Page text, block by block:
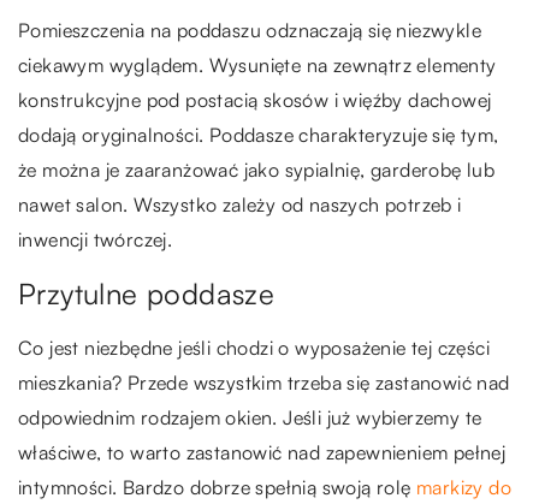
Pomieszczenia na poddaszu odznaczają się niezwykle
ciekawym wyglądem. Wysunięte na zewnątrz elementy
konstrukcyjne pod postacią skosów i więźby dachowej
dodają oryginalności. Poddasze charakteryzuje się tym,
że można je zaaranżować jako sypialnię, garderobę lub
nawet salon. Wszystko zależy od naszych potrzeb i
inwencji twórczej.
Przytulne poddasze
Co jest niezbędne jeśli chodzi o wyposażenie tej części
mieszkania? Przede wszystkim trzeba się zastanowić nad
odpowiednim rodzajem okien. Jeśli już wybierzemy te
właściwe, to warto zastanowić nad zapewnieniem pełnej
intymności. Bardzo dobrze spełnią swoją rolę markizy do